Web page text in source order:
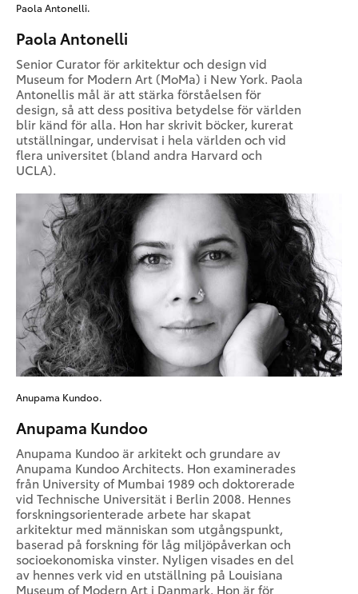
Paola Antonelli.
Paola Antonelli
Senior Curator för arkitektur och design vid
Museum for Modern Art (MoMa) i New York. Paola
Antonellis mål är att stärka förståelsen för
design, så att dess positiva betydelse för världen
blir känd för alla. Hon har skrivit böcker, kurerat
utställningar, undervisat i hela världen och vid
flera universitet (bland andra Harvard och
UCLA).
Anupama Kundoo.
Anupama Kundoo
Anupama Kundoo är arkitekt och grundare av
Anupama Kundoo Architects. Hon examinerades
från University of Mumbai 1989 och doktorerade
vid Technische Universität i Berlin 2008. Hennes
forskningsorienterade arbete har skapat
arkitektur med människan som utgångspunkt,
baserad på forskning för låg miljöpåverkan och
socioekonomiska vinster. Nyligen visades en del
av hennes verk vid en utställning på Louisiana
Museum of Modern Art i Danmark. Hon är för